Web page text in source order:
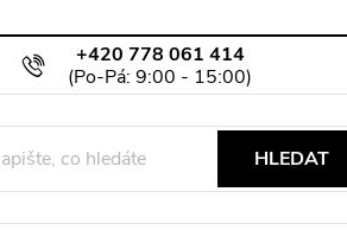
+420 778 061 414
Podmínky ochrany osobních údajů
HLEDAT